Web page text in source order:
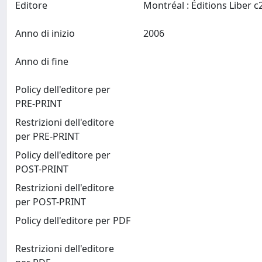
Editore
Anno di inizio
Anno di fine
Policy dell'editore per
PRE-PRINT
Restrizioni dell'editore
per PRE-PRINT
Policy dell'editore per
POST-PRINT
Restrizioni dell'editore
per POST-PRINT
Policy dell'editore per PDF
Restrizioni dell'editore